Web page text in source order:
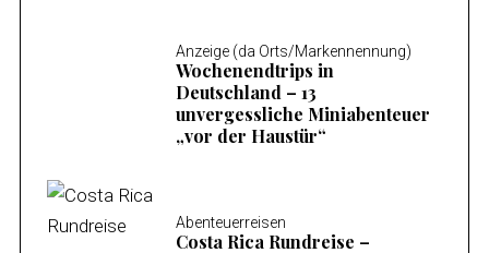
Anzeige (da Orts/Markennennung)
Wochenendtrips in
Deutschland – 13
unvergessliche Miniabenteuer
„vor der Haustür“
Abenteuerreisen
Costa Rica Rundreise –